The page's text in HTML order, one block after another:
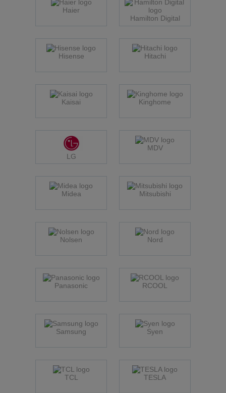
Haier
Hamilton Digital
Hisense Hitachi
Kaisai Kinghome
LG
MDV
Midea Mitsubishi
Nolsen Nord
Panasonic RCOOL
Samsung Syen
TCL TESLA